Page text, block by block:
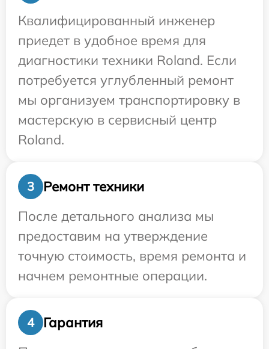
Квалифицированный инженер
приедет в удобное время для
диагностики техники Roland. Если
потребуется углубленный ремонт
мы организуем транспортировку в
мастерскую в сервисный центр
Roland.
3
Ремонт техники
После детального анализа мы
предоставим на утверждение
точную стоимость, время ремонта и
начнем ремонтные операции.
4
Гарантия